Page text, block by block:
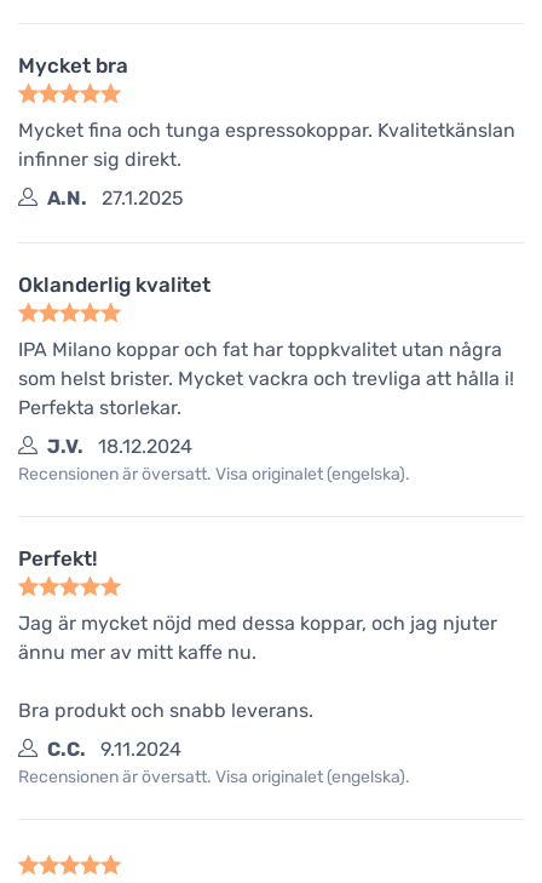
Mycket bra
Mycket fina och tunga espressokoppar. Kvalitetkänslan
infinner sig direkt.
A.N.
27.1.2025
Oklanderlig kvalitet
IPA Milano koppar och fat har toppkvalitet utan några
som helst brister. Mycket vackra och trevliga att hålla i!
Perfekta storlekar.
J.V.
18.12.2024
Recensionen är översatt. Visa originalet (engelska).
Perfekt!
Jag är mycket nöjd med dessa koppar, och jag njuter
ännu mer av mitt kaffe nu.
Bra produkt och snabb leverans.
C.C.
9.11.2024
Recensionen är översatt. Visa originalet (engelska).